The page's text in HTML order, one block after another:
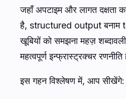
जहाँ अपटाइम और लागत दक्षता
है, structured output बनाम
खूबियों को समझना महज़
महत्वपूर्ण इन्फ्रास्ट्रक्चर रणनीति
इस गहन विश्लेषण में, आप सीखेंगे: